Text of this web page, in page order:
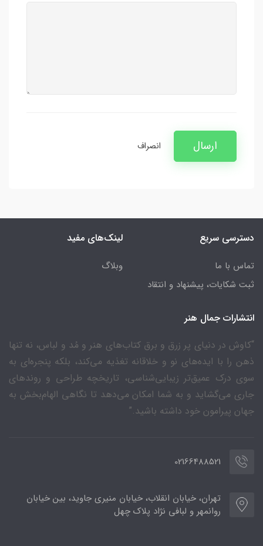
ارسال انصراف
دسترسی سریع
تماس با ما
ثبت شکایات، پیشنهاد و انتقاد
لینک‌های مفید
وبلاگ
انتشارات جمال هنر
“کاوش در دنیای پر زرق و برق کتاب‌های هنر و مُد و لباس، نه تنها
ذهن را با ایده‌های نو و خلاقانه تغذیه می‌کند، بلکه پنجره‌ای به
سوی درک عمیق‌تر زیبایی‌شناسی، تاریخچه طراحی و روندهای
جاری می‌گشاید و به شما امکان می‌دهد تا نگاهی الهام‌بخش به
جهان پیرامون خود داشته باشید.”
02166488521
تهران، خیابان انقلاب، خیابان منیری جاوید، بین خیابان
روانمهر و لبافی نژاد پلاک چهل